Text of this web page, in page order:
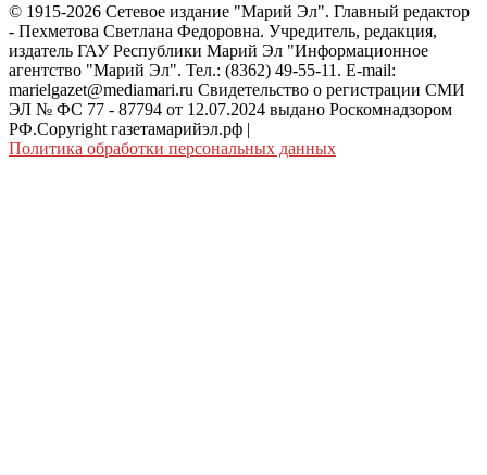
© 1915-2026 Сетевое издание "Марий Эл". Главный редактор
- Пехметова Светлана Федоровна. Учредитель, редакция,
издатель ГАУ Республики Марий Эл "Информационное
агентство "Марий Эл". Тел.: (8362) 49-55-11. E-mail:
marielgazet@mediamari.ru Свидетельство о регистрации СМИ
ЭЛ № ФС 77 - 87794 от 12.07.2024 выдано Роскомнадзором
РФ.Copyright газетамарийэл.рф |
Политика обработки персональных данных